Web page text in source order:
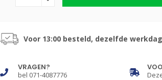
Voor 13:00 besteld, dezelfde
VRAGEN?
bel 071-4087776